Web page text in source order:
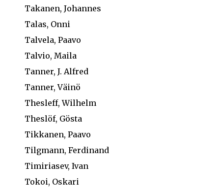
Takanen, Johannes
Talas, Onni
Talvela, Paavo
Talvio, Maila
Tanner, J. Alfred
Tanner, Väinö
Thesleff, Wilhelm
Theslöf, Gösta
Tikkanen, Paavo
Tilgmann, Ferdinand
Timiriasev, Ivan
Tokoi, Oskari